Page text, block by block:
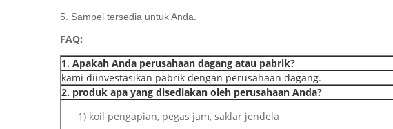
5. Sampel tersedia untuk Anda.
FAQ:
1. Apakah Anda perusahaan dagang atau pabrik?
kami diinvestasikan pabrik dengan perusahaan dagang.
2. produk apa yang disediakan oleh perusahaan Anda?
1) koil pengapian, pegas jam, saklar jendela